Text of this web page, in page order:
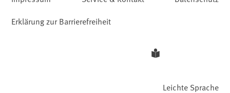
Erklärung zur Barrierefreiheit
Leichte Sprache